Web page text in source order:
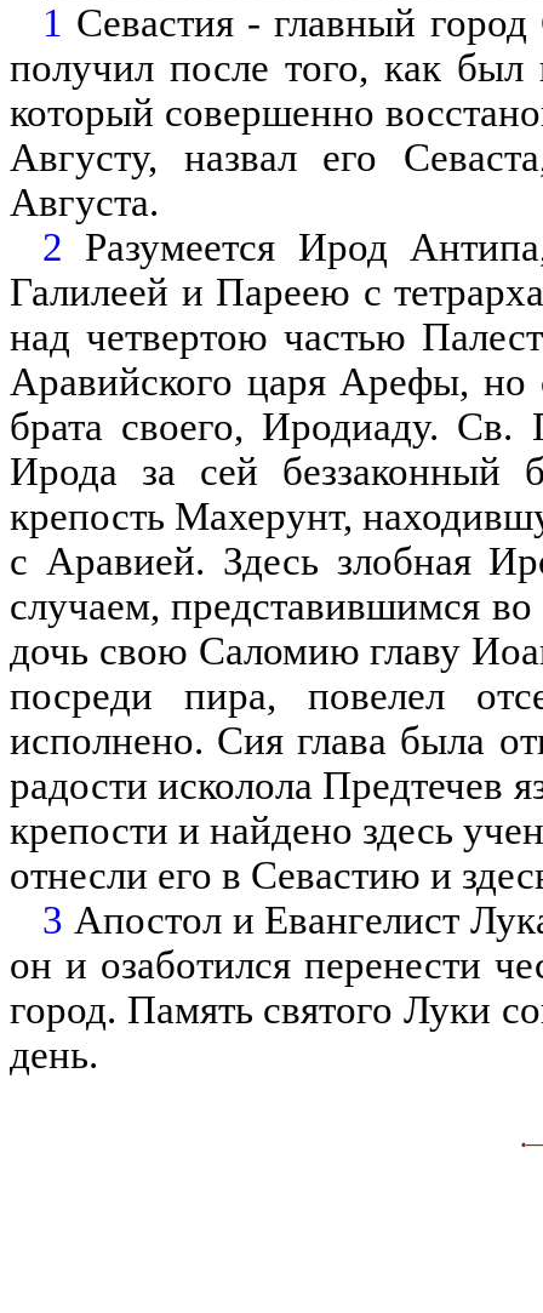
1 Севастия - главный
получил после того, как
который совершенно
Августу, назвал его
Августа.
2 Разумеется Ирод
Галилеей и Пареею с
над четвертою частью
Аравийского царя Арефы,
брата своего, Иродиаду. Св.
Ирода за сей беззаконный
крепость Махерунт,
с Аравией. Здесь злобная
случаем, представившимся
дочь свою Саломию главу
посреди пира, повелел
исполнено. Сия глава была
радости исколола Предтечев
крепости и найдено здесь
отнесли его в Севастию и
3 Апостол и Евангелист
он и озаботился перенести
город. Память святого Луки
день.